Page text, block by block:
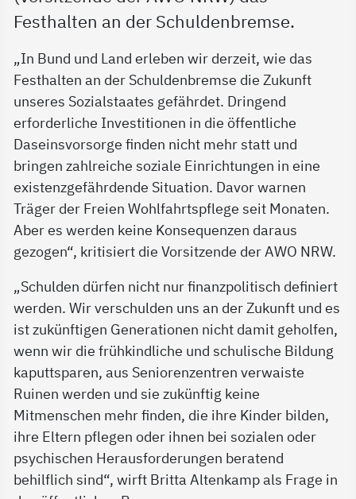
Festhalten an der Schuldenbremse.
„In Bund und Land erleben wir derzeit, wie das
Festhalten an der Schuldenbremse die Zukunft
unseres Sozialstaates gefährdet. Dringend
erforderliche Investitionen in die öffentliche
Daseinsvorsorge finden nicht mehr statt und
bringen zahlreiche soziale Einrichtungen in eine
existenzgefährdende Situation. Davor warnen
Träger der Freien Wohlfahrtspflege seit Monaten.
Aber es werden keine Konsequenzen daraus
gezogen“, kritisiert die Vorsitzende der AWO NRW.
„Schulden dürfen nicht nur finanzpolitisch definiert
werden. Wir verschulden uns an der Zukunft und es
ist zukünftigen Generationen nicht damit geholfen,
wenn wir die frühkindliche und schulische Bildung
kaputtsparen, aus Seniorenzentren verwaiste
Ruinen werden und sie zukünftig keine
Mitmenschen mehr finden, die ihre Kinder bilden,
ihre Eltern pflegen oder ihnen bei sozialen oder
psychischen Herausforderungen beratend
behilflich sind“, wirft Britta Altenkamp als Frage in